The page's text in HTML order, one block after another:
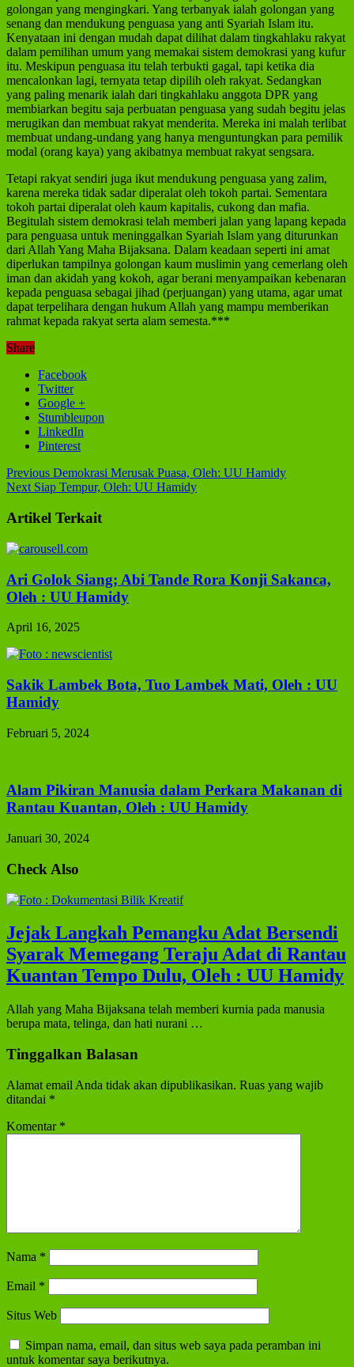
golongan yang mengingkari. Yang terbanyak ialah golongan yang
senang dan mendukung penguasa yang anti Syariah Islam itu.
Kenyataan ini dengan mudah dapat dilihat dalam tingkahlaku rakyat
dalam pemilihan umum yang memakai sistem demokrasi yang kufur
itu. Meskipun penguasa itu telah terbukti gagal, tapi ketika dia
mencalonkan lagi, ternyata tetap dipilih oleh rakyat. Sedangkan
yang paling menarik ialah dari tingkahlaku anggota DPR yang
membiarkan begitu saja perbuatan penguasa yang sudah begitu jelas
merugikan dan membuat rakyat menderita. Mereka ini malah terlibat
membuat undang-undang yang hanya menguntungkan para pemilik
modal (orang kaya) yang akibatnya membuat rakyat sengsara.
Tetapi rakyat sendiri juga ikut mendukung penguasa yang zalim,
karena mereka tidak sadar diperalat oleh tokoh partai. Sementara
tokoh partai diperalat oleh kaum kapitalis, cukong dan mafia.
Begitulah sistem demokrasi telah memberi jalan yang lapang kepada
para penguasa untuk meninggalkan Syariah Islam yang diturunkan
dari Allah Yang Maha Bijaksana. Dalam keadaan seperti ini amat
diperlukan tampilnya golongan kaum muslimin yang cemerlang oleh
iman dan akidah yang kokoh, agar berani menyampaikan kebenaran
kepada penguasa sebagai jihad (perjuangan) yang utama, agar umat
dapat terpelihara dengan hukum Allah yang mampu memberikan
rahmat kepada rakyat serta alam semesta.***
Share
Facebook
Twitter
Google +
Stumbleupon
LinkedIn
Pinterest
Previous Demokrasi Merusak Puasa, Oleh: UU Hamidy
Next Siap Tempur, Oleh: UU Hamidy
Artikel Terkait
Ari Golok Siang; Abi Tande Rora Konji Sakanca,
Oleh : UU Hamidy
April 16, 2025
Sakik Lambek Bota, Tuo Lambek Mati, Oleh : UU
Hamidy
Februari 5, 2024
Alam Pikiran Manusia dalam Perkara Makanan di
Rantau Kuantan, Oleh : UU Hamidy
Januari 30, 2024
Check Also
Jejak Langkah Pemangku Adat Bersendi
Syarak Memegang Teraju Adat di Rantau
Kuantan Tempo Dulu, Oleh : UU Hamidy
Allah yang Maha Bijaksana telah memberi kurnia pada manusia
berupa mata, telinga, dan hati nurani …
Tinggalkan Balasan
Alamat email Anda tidak akan dipublikasikan. Ruas yang wajib
ditandai *
Komentar *
Nama *
Email *
Situs Web
Simpan nama, email, dan situs web saya pada peramban ini
untuk komentar saya berikutnya.